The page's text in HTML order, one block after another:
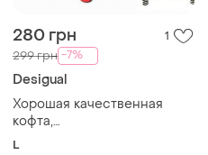
280 грн 1
299 грн -7%
Desigual
Хорошая качественная
кофта,
лонгслив,футболка,desigual
L